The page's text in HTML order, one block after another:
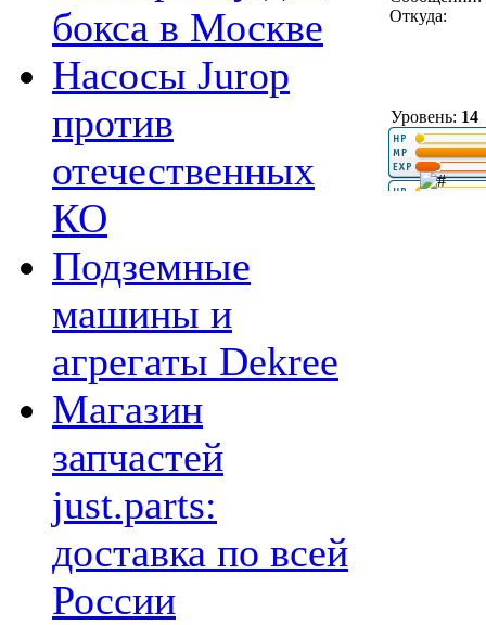
бокса в Москве
Насосы Jurop
против
отечественных
КО
Подземные
машины и
агрегаты Dekree
Магазин
запчастей
just.parts:
доставка по всей
России
Откуда:
Уровень: 14